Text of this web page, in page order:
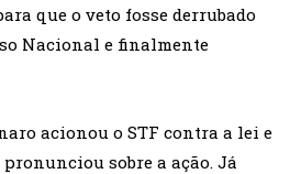
que o veto fosse derrubado
Nacional e finalmente
acionou o STF contra a lei e
sobre a ação. Já